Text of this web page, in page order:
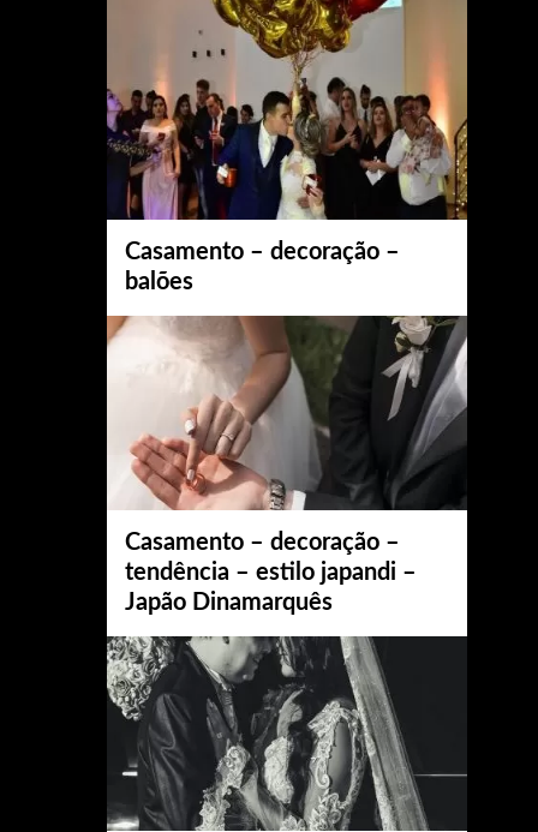
Casamento – decoração –
balões
Casamento – decoração –
tendência – estilo japandi –
Japão Dinamarquês